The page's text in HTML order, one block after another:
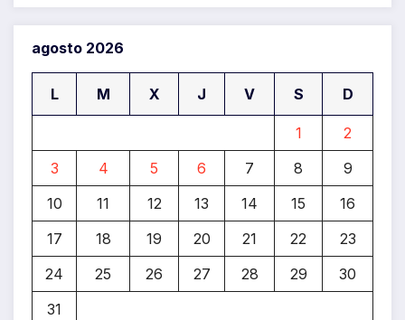
agosto 2026
L M X J V S D
1
2
3
4 5 6 7 8
9
10
11 12 13 14 15
16
17
18 19 20 21 22
23
24
25 26 27 28 29
30
31